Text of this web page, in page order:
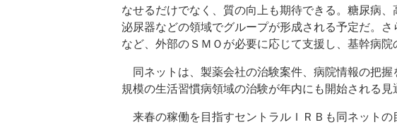
なせるだけでなく、質の向上も期待できる。糖尿病、
泌尿器などの領域でグループが形成される予定だ。
など、外部のＳＭＯが必要に応じて支援し、基幹病院
同ネットは、製薬会社の治験案件、病院情報の把
規模の生活習慣病領域の治験が年内にも開始される見
来春の稼働を目指すセントラルＩＲＢも同ネットの